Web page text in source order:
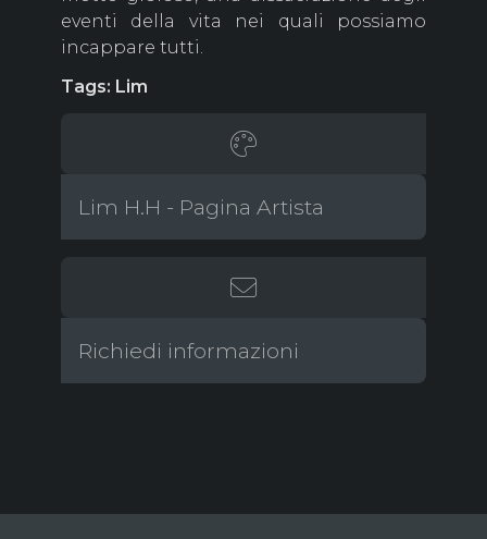
eventi della vita nei quali possiamo
incappare tutti.
Tags: Lim
Lim H.H - Pagina Artista
Richiedi informazioni